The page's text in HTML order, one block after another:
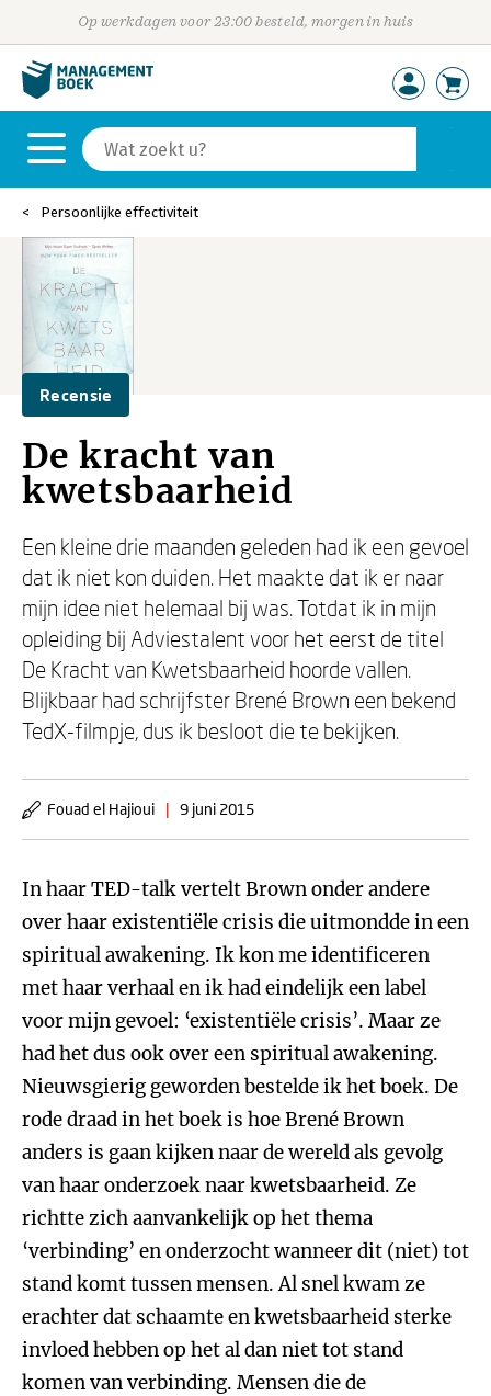
Op werkdagen voor 23:00 besteld, morgen in huis
Persoonlijke effectiviteit
Recensie
De kracht van
kwetsbaarheid
Een kleine drie maanden geleden had ik een gevoel
dat ik niet kon duiden. Het maakte dat ik er naar
mijn idee niet helemaal bij was. Totdat ik in mijn
opleiding bij Adviestalent voor het eerst de titel
De Kracht van Kwetsbaarheid hoorde vallen.
Blijkbaar had schrijfster Brené Brown een bekend
TedX-filmpje, dus ik besloot die te bekijken.
Fouad el Hajioui | 9 juni 2015
In haar TED-talk vertelt Brown onder andere
over haar existentiële crisis die uitmondde in een
spiritual awakening. Ik kon me identificeren
met haar verhaal en ik had eindelijk een label
voor mijn gevoel: ‘existentiële crisis’. Maar ze
had het dus ook over een spiritual awakening.
Nieuwsgierig geworden bestelde ik het boek. De
rode draad in het boek is hoe Brené Brown
anders is gaan kijken naar de wereld als gevolg
van haar onderzoek naar kwetsbaarheid. Ze
richtte zich aanvankelijk op het thema
‘verbinding’ en onderzocht wanneer dit (niet) tot
stand komt tussen mensen. Al snel kwam ze
erachter dat schaamte en kwetsbaarheid sterke
invloed hebben op het al dan niet tot stand
komen van verbinding. Mensen die de